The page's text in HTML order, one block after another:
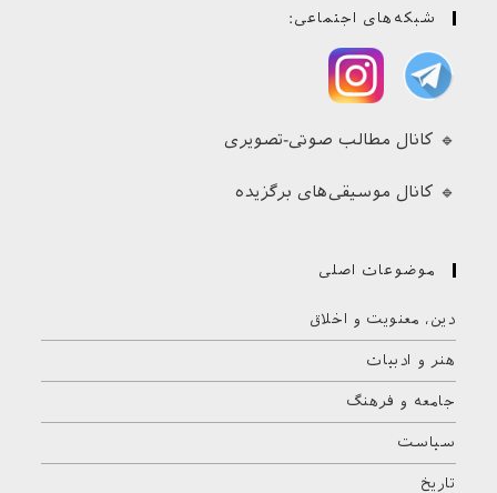
شبکه‌های اجتماعی:
🔹 کانال مطالب صوتی-تصویری
🔹 کانال موسیقی‌های برگزیده
موضوعات اصلی
دین، معنویت و اخلاق
هنر و ادبیات
جامعه و فرهنگ
سیاست
تاریخ